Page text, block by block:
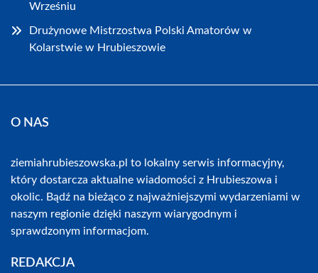
Wrześniu
Drużynowe Mistrzostwa Polski Amatorów w
Kolarstwie w Hrubieszowie
O NAS
ziemiahrubieszowska.pl to lokalny serwis informacyjny,
który dostarcza aktualne wiadomości z Hrubieszowa i
okolic. Bądź na bieżąco z najważniejszymi wydarzeniami w
naszym regionie dzięki naszym wiarygodnym i
sprawdzonym informacjom.
REDAKCJA